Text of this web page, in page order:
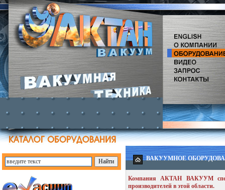
ВАКУУМНОЕ
Компания АКТАН ВАКУУМ
производителей в этой области.